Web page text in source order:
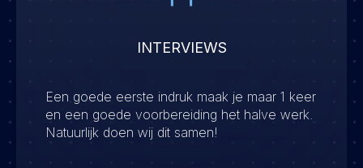
INTERVIEWS
Een goede eerste indruk maak je maar 1 keer
en een goede voorbereiding het halve werk.
Natuurlijk doen wij dit samen!